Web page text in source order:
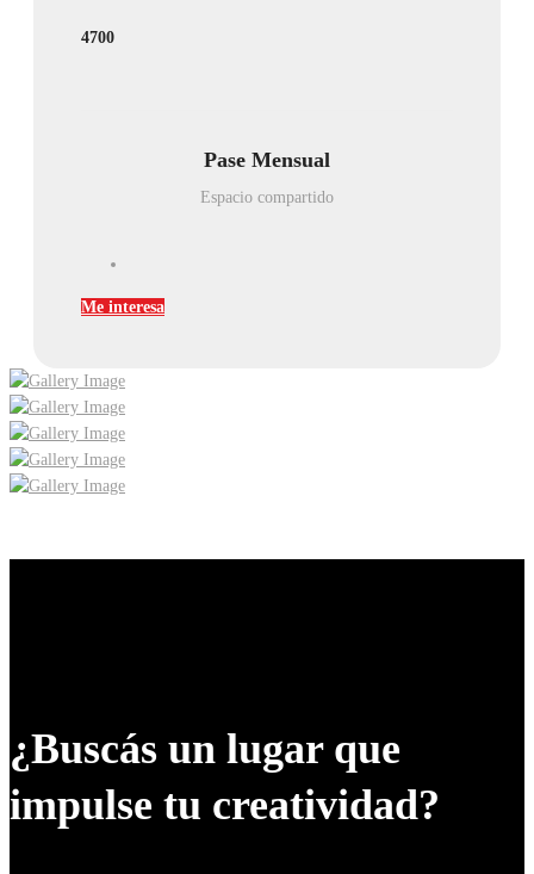
4700
Pase Mensual
Espacio compartido
Me interesa
¿Buscás un lugar que
impulse tu creatividad?